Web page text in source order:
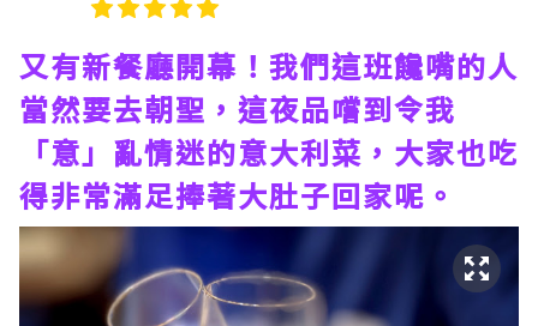
又有新餐廳開幕！我們這班饞嘴的人
當然要去朝聖，這夜品嚐到令我
「意」亂情迷的意大利菜，大家也吃
得非常滿足捧著大肚子回家呢。